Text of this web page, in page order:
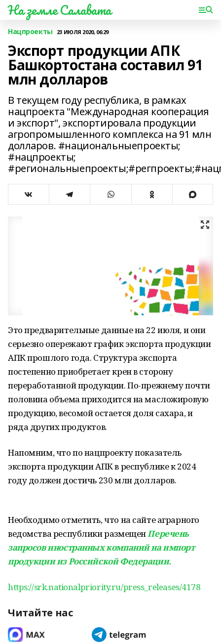
На земле Салавата
Нацпроекты 23 ИЮЛЯ 2020, 06:29
Экспорт продукции АПК
Башкортостана составил 91
млн долларов
В текущем году республика, в рамках
нацпроекта "Международная кооперация
и экспорт", экспортировала продукции
агропромышленного комплекса на 91 млн
долларов. #национальныепроекты;
#нацпроекты;
Это предварительные данные на 22 июля, и они
серьезно опережают график экспорта продукции
АПК прошлого года. Структура экспорта
постепенно приобретает крен в сторону
переработанной продукции. По-прежнему почти
половина объема приходится на масложировую
продукцию, весомой остается доля сахара, и
ряда других продуктов.
Напомним, что по нацпроекту показатель
экспорта продукции АПК в республике к 2024
году должен достичь 230 млн долларов.
Необходимо отметить, что на сайте аграрного
ведомства республики размещенПеречень
запросов иностранных компаний на импорт
продукции из Российской Федерации.
https://srk.nationalpriority.ru/press_releases/4178
Читайте нас